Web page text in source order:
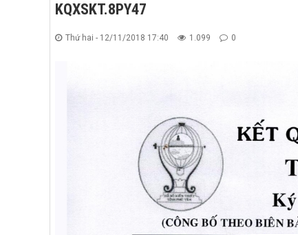
KQXSKT.8PY47
Thứ hai - 12/11/2018 17:40 1.099 0